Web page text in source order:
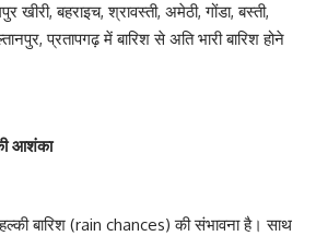
खीरी, बहराइच, श्रावस्ती, अमेठी, गोंडा, बस्ती,
प्रतापगढ़ में बारिश से अति भारी बारिश होने
आशंका
बारिश (rain chances) की संभावना है। साथ